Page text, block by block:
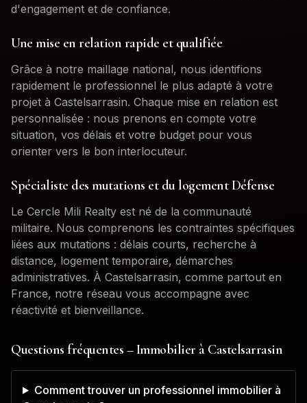
d'engagement et de confiance.
Une mise en relation rapide et qualifiée
Grâce à notre maillage national, nous identifions
rapidement le professionnel le plus adapté à votre
projet à Castelsarrasin. Chaque mise en relation est
personnalisée : nous prenons en compte votre
situation, vos délais et votre budget pour vous
orienter vers le bon interlocuteur.
Spécialiste des mutations et du logement Défense
Le Cercle Mili Realty est né de la communauté
militaire. Nous comprenons les contraintes spécifiques
liées aux mutations : délais courts, recherche à
distance, logement temporaire, démarches
administratives. À Castelsarrasin, comme partout en
France, notre réseau vous accompagne avec
réactivité et bienveillance.
Questions fréquentes – Immobilier à Castelsarrasin
Comment trouver un professionnel immobilier à